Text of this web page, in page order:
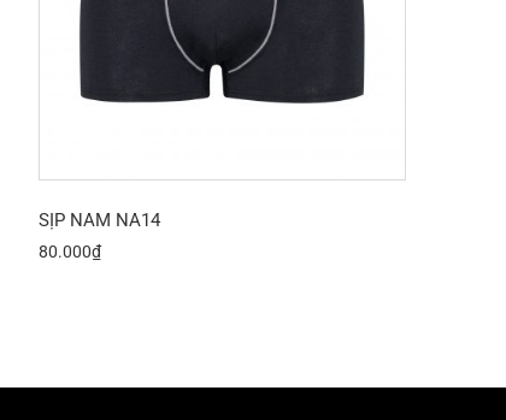
SỊP NAM NA14
80.000₫